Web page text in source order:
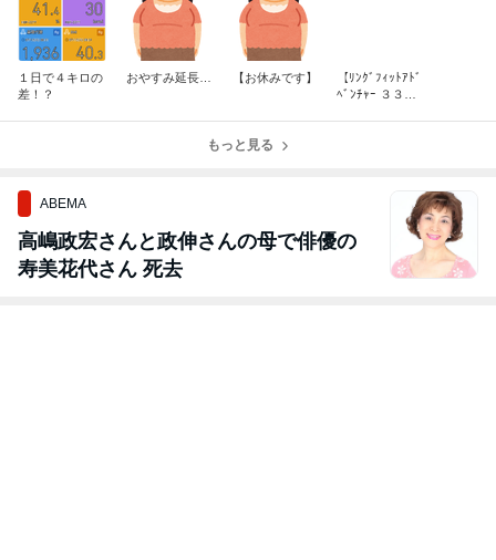
１日で４キロの
差！？
おやすみ延長… 【お休みです】
【ﾘﾝｸﾞﾌｨｯﾄｱﾄﾞ
ﾍﾞﾝﾁｬｰ ３３日
もっと見る
ABEMA
高嶋政宏さんと政伸さんの母で俳優の
寿美花代さん 死去